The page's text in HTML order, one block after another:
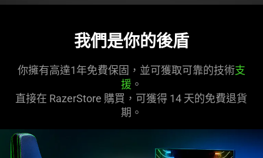
我們是你的後盾
你擁有高達1年免費保固，並可獲取可靠的技術支
援。
直接在 RazerStore 購買，可獲得 14 天的免費退貨
期。